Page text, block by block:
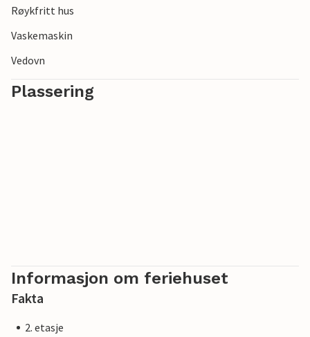
Røykfritt hus
Vaskemaskin
Vedovn
Plassering
Informasjon om feriehuset
Fakta
2. etasje